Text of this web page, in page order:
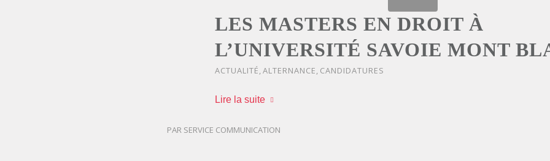
LES MASTERS EN DROIT À
L’UNIVERSITÉ SAVOIE MONT
ACTUALITÉ ALTERNANCE CANDIDATURES
Lire la suite
PAR SERVICE COMMUNICATION